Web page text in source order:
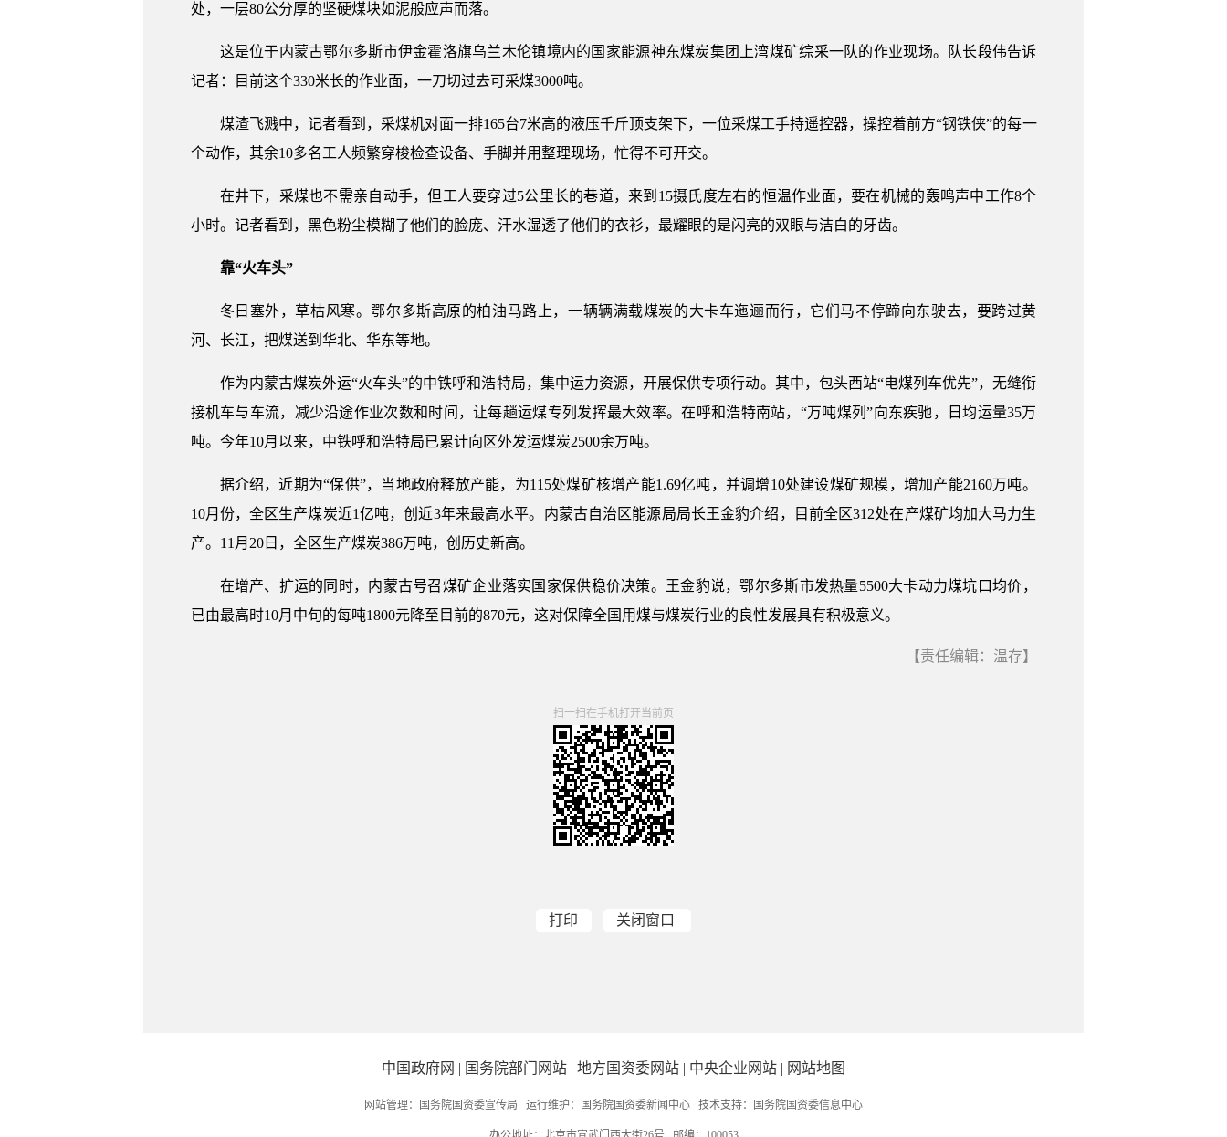
处，一层80公分厚的坚硬煤块如泥般应声而落。
这是位于内蒙古鄂尔多斯市伊金霍洛旗乌兰木伦镇境内的国家能源神东煤炭集团上湾煤矿综采一队的作业现场。队长段伟告诉
记者：目前这个330米长的作业面，一刀切过去可采煤3000吨。
煤渣飞溅中，记者看到，采煤机对面一排165台7米高的液压千斤顶支架下，一位采煤工手持遥控器，操控着前方“钢铁侠”的每一
个动作，其余10多名工人频繁穿梭检查设备、手脚并用整理现场，忙得不可开交。
在井下，采煤也不需亲自动手，但工人要穿过5公里长的巷道，来到15摄氏度左右的恒温作业面，要在机械的轰鸣声中工作8个
小时。记者看到，黑色粉尘模糊了他们的脸庞、汗水湿透了他们的衣衫，最耀眼的是闪亮的双眼与洁白的牙齿。
靠“火车头”
冬日塞外，草枯风寒。鄂尔多斯高原的柏油马路上，一辆辆满载煤炭的大卡车迤逦而行，它们马不停蹄向东驶去，要跨过黄
河、长江，把煤送到华北、华东等地。
作为内蒙古煤炭外运“火车头”的中铁呼和浩特局，集中运力资源，开展保供专项行动。其中，包头西站“电煤列车优先”，无缝衔
接机车与车流，减少沿途作业次数和时间，让每趟运煤专列发挥最大效率。在呼和浩特南站，“万吨煤列”向东疾驰，日均运量35万
吨。今年10月以来，中铁呼和浩特局已累计向区外发运煤炭2500余万吨。
据介绍，近期为“保供”，当地政府释放产能，为115处煤矿核增产能1.69亿吨，并调增10处建设煤矿规模，增加产能2160万吨。
10月份，全区生产煤炭近1亿吨，创近3年来最高水平。内蒙古自治区能源局局长王金豹介绍，目前全区312处在产煤矿均加大马力生
产。11月20日，全区生产煤炭386万吨，创历史新高。
在增产、扩运的同时，内蒙古号召煤矿企业落实国家保供稳价决策。王金豹说，鄂尔多斯市发热量5500大卡动力煤坑口均价，
已由最高时10月中旬的每吨1800元降至目前的870元，这对保障全国用煤与煤炭行业的良性发展具有积极意义。
【责任编辑：温存】
扫一扫在手机打开当前页
打印 关闭窗口